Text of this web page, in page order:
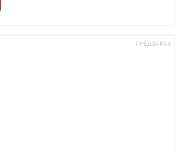
ПРЕДЗАКАЗ